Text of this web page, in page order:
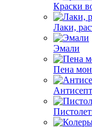
Краски
Лаки,
Эмали
Пена